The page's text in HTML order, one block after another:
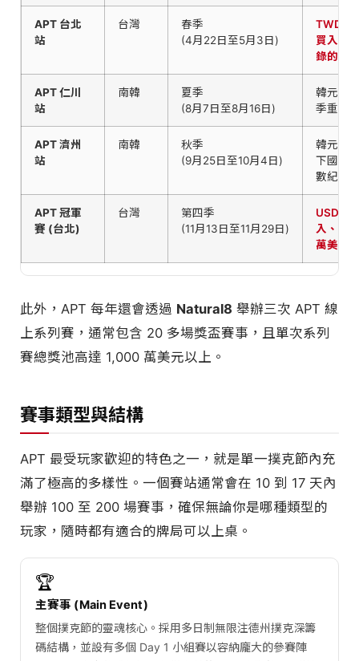
APT 台北
站
台灣
春季
(4月22日至5月3日)
TWD
買入、
錄的超
APT 仁川
站
南韓
夏季
(8月7日至8月16日)
韓元買
季重頭
APT 濟州
站
南韓
秋季
(9月25日至10月4日)
韓元買
下國際
數紀錄
APT 冠軍
賽 (台北)
台灣
第四季
(11月13日至11月29日)
USD
入、保
萬美元
此外，APT 每年還會透過 Natural8 舉辦三次 APT 線
上系列賽，通常包含 20 多場獎盃賽事，且單次系列
賽總獎池高達 1,000 萬美元以上。
賽事類型與結構
APT 最受玩家歡迎的特色之一，就是單一撲克節內充
滿了極高的多樣性。一個賽站通常會在 10 到 17 天內
舉辦 100 至 200 場賽事，確保無論你是哪種類型的
玩家，隨時都有適合的牌局可以上桌。
🏆
主賽事 (Main Event)
整個撲克節的靈魂核心。採用多日制無限注德州撲克深籌
碼結構，並設有多個 Day 1 小組賽以容納龐大的參賽陣